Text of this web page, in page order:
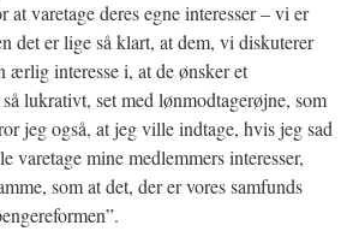
varetage deres egne interesser – vi er
det er lige så klart, at dem, vi diskuterer
ærlig interesse i, at de ønsker et
lukrativt, set med lønmodtagerøjne, som
jeg også, at jeg ville indtage, hvis jeg sad
varetage mine medlemmers interesser,
som at det, der er vores samfunds